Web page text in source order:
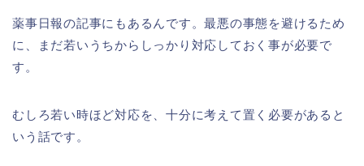
薬事日報の記事にもあるんです。最悪の事態を避けるため
に、まだ若いうちからしっかり対応しておく事が必要で
す。
むしろ若い時ほど対応を、十分に考えて置く必要があると
いう話です。